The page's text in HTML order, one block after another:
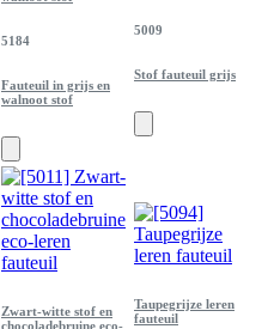
5184
Fauteuil in grijs en
walnoot stof
5009
Stof fauteuil grijs
Zwart-witte stof en
chocoladebruine eco-
Taupegrijze leren
fauteuil